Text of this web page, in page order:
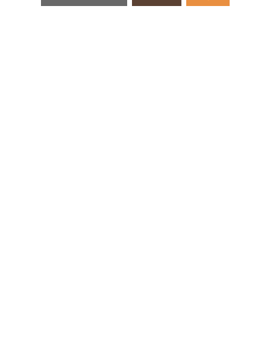
¡Accede acupones,ofertasynoticiasexclusivas!